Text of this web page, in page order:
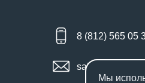
8 (812) 565 05
Мы